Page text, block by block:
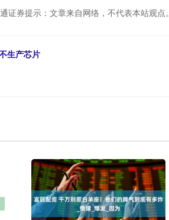
证券提示：文章来自网络，不代表本站观点。
生产芯片